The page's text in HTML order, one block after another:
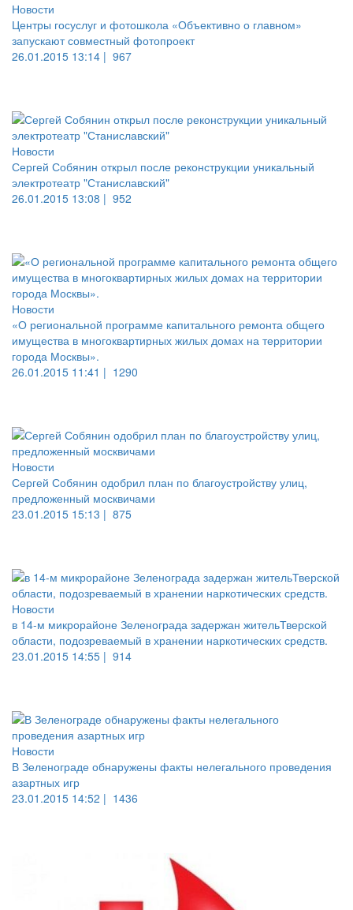
Новости
Центры госуслуг и фотошкола «Объективно о главном»
запускают совместный фотопроект
26.01.2015 13:14 | 967
Новости
Сергей Собянин открыл после реконструкции уникальный
электротеатр "Станиславский"
26.01.2015 13:08 | 952
Новости
«О региональной программе капитального ремонта общего
имущества в многоквартирных жилых домах на территории
города Москвы».
26.01.2015 11:41 | 1290
Новости
Сергей Собянин одобрил план по благоустройству улиц,
предложенный москвичами
23.01.2015 15:13 | 875
Новости
в 14-м микрорайоне Зеленограда задержан жительТверской
области, подозреваемый в хранении наркотических средств.
23.01.2015 14:55 | 914
Новости
В Зеленограде обнаружены факты нелегального проведения
азартных игр
23.01.2015 14:52 | 1436